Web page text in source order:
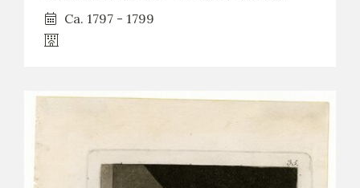
Ca. 1797 - 1799